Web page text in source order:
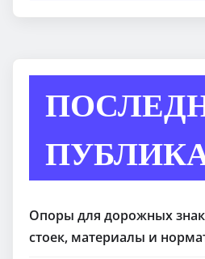
Опоры для дорожных
стоек, материалы и